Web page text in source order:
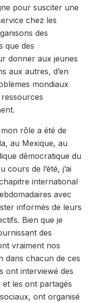
pour susciter une
chez les
des
que des
donner aux jeunes
aux autres, d’en
mondiaux
rôle a été de
au Mexique, au
démocratique du
cours de l’été, j’ai
international
avec
informés de leurs
Bien que je
des
vraiment nos
dans chacun de ces
ont interviewé des
les ont partagés
ont organisé